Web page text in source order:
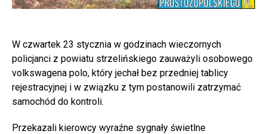
W czwartek 23 stycznia w godzinach wieczornych
policjanci z powiatu strzelińskiego zauważyli osobowego
volkswagena polo, który jechał bez przedniej tablicy
rejestracyjnej i w związku z tym postanowili zatrzymać
samochód do kontroli.
Przekazali kierowcy wyraźne sygnały świetlne